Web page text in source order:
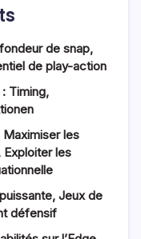
de snap,
de play-action
Timing,
Maximiser les
les
Jeux de
défensif